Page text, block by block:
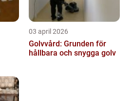
03 april 2026
Golvvård: Grunden för
hållbara och snygga golv